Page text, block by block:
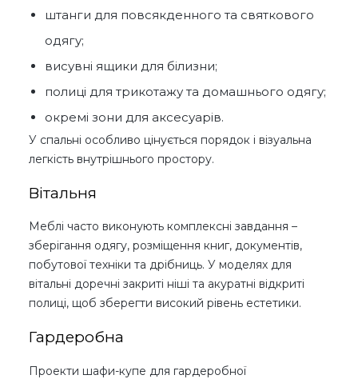
штанги для повсякденного та святкового
одягу;
висувні ящики для білизни;
полиці для трикотажу та домашнього одягу;
окремі зони для аксесуарів.
У спальні особливо цінується порядок і візуальна
легкість внутрішнього простору.
Вітальня
Меблі часто виконують комплексні завдання –
зберігання одягу, розміщення книг, документів,
побутової техніки та дрібниць. У моделях для
вітальні доречні закриті ніші та акуратні відкриті
полиці, щоб зберегти високий рівень естетики.
Гардеробна
Проекти шафи-купе для гардеробної